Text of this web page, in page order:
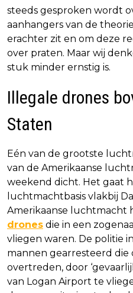
steeds gesproken wordt
aanhangers van de
erachter zit en om deze
over praten. Maar wij
stuk minder ernstig is.
Illegale drones
Staten
Eén van de grootste
van de Amerikaanse
weekend dicht. Het gaat
luchtmachtbasis vlakbij
Amerikaanse luchtmacht
drones die in een
vliegen waren. De politie
mannen gearresteerd
overtreden, door
van Logan Airport te